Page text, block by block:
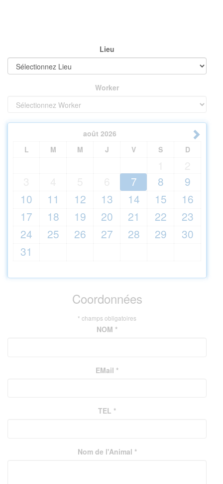
Lieu
Worker
août 2026
L
M M J V S D
7 8
9
10
11 12 13 14 15
16
17
18 19 20 21 22
23
24
25 26 27 28 29
30
31
Coordonnées
* champs obligatoires
NOM *
EMail *
TEL *
Nom de l'Animal *